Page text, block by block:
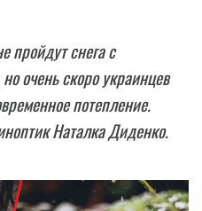
пройдут снега с
очень скоро украинцев
потепление.
Наталка Диденко.